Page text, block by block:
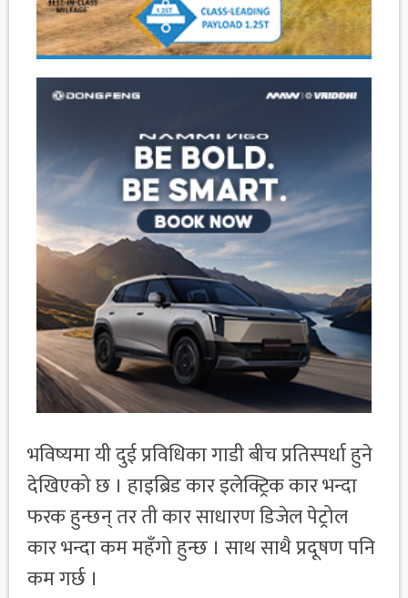
भविष्यमा यी दुई प्रविधिका गाडी बीच प्रतिस्पर्धा हुने
देखिएको छ । हाइब्रिड कार इलेक्ट्रिक कार भन्दा
फरक हुन्छन् तर ती कार साधारण डिजेल पेट्रोल
कार भन्दा कम महँगो हुन्छ । साथ साथै प्रदूषण पनि
कम गर्छ ।